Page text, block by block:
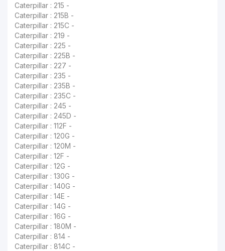
Caterpillar : 215 -
Caterpillar : 215B -
Caterpillar : 215C -
Caterpillar : 219 -
Caterpillar : 225 -
Caterpillar : 225B -
Caterpillar : 227 -
Caterpillar : 235 -
Caterpillar : 235B -
Caterpillar : 235C -
Caterpillar : 245 -
Caterpillar : 245D -
Caterpillar : 112F -
Caterpillar : 120G -
Caterpillar : 120M -
Caterpillar : 12F -
Caterpillar : 12G -
Caterpillar : 130G -
Caterpillar : 140G -
Caterpillar : 14E -
Caterpillar : 14G -
Caterpillar : 16G -
Caterpillar : 180M -
Caterpillar : 814 -
Caterpillar : 814C -